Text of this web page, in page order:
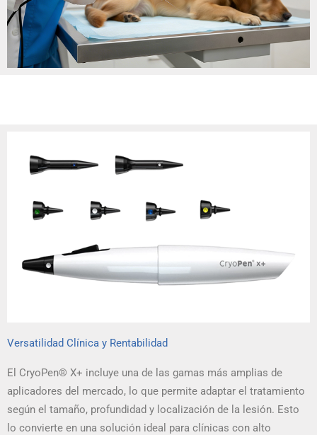
Versatilidad Clínica y Rentabilidad
El CryoPen® X+ incluye una de las gamas más amplias de
aplicadores del mercado, lo que permite adaptar el tratamiento
según el tamaño, profundidad y localización de la lesión. Esto
lo convierte en una solución ideal para clínicas con alto